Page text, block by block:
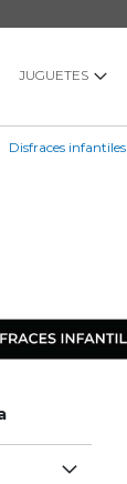
JUGUETES
Disfraces infantiles